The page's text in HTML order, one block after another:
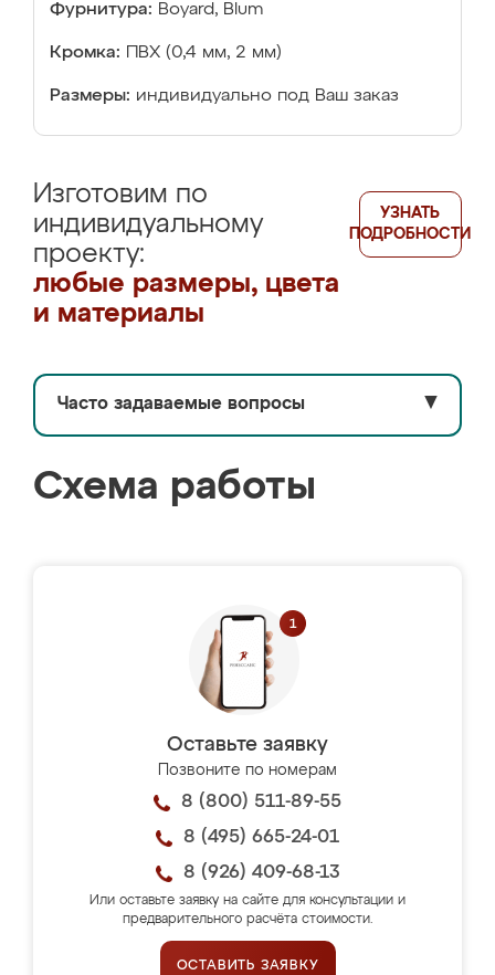
Фурнитура: Boyard, Blum
Кромка: ПВХ (0,4 мм, 2 мм)
Размеры: индивидуально под Ваш заказ
Изготовим по
индивидуальному
проекту:
любые размеры, цвета
и материалы
УЗНАТЬ
ПОДРОБНОСТИ
Часто задаваемые вопросы ▼
Схема работы
Оставьте заявку
Позвоните по номерам
8 (800) 511-89-55
8 (495) 665-24-01
8 (926) 409-68-13
Или оставьте заявку на сайте для консультации и
предварительного расчёта стоимости.
ОСТАВИТЬ ЗАЯВКУ